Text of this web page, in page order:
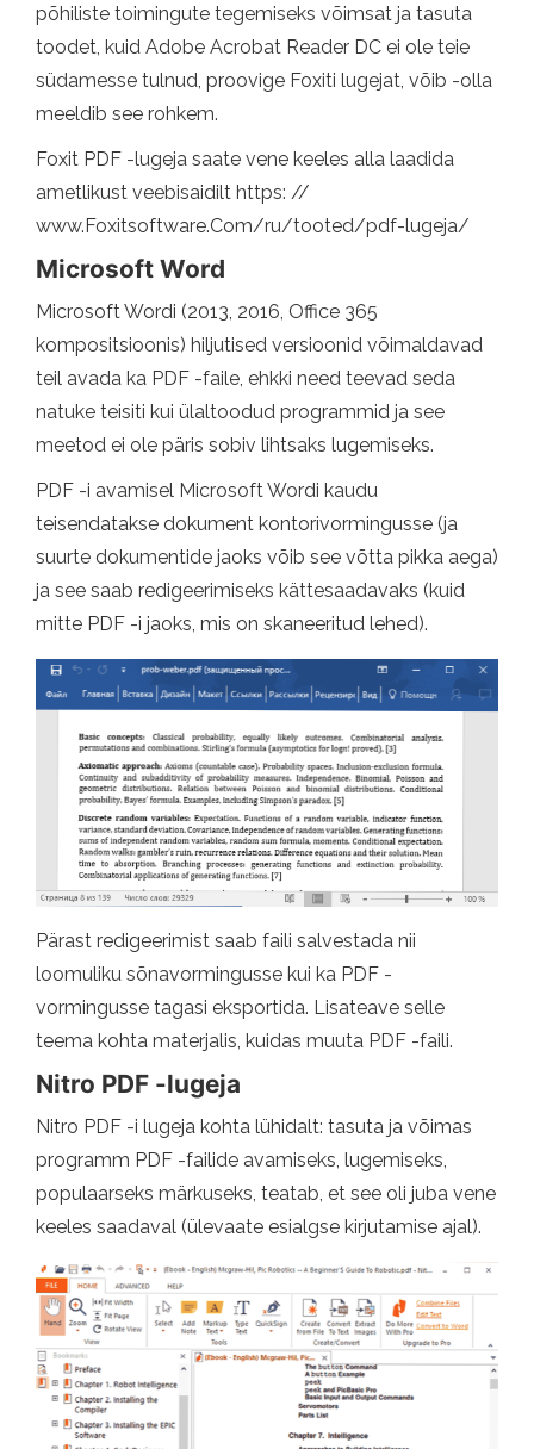
põhiliste toimingute tegemiseks võimsat ja tasuta
toodet, kuid Adobe Acrobat Reader DC ei ole teie
südamesse tulnud, proovige Foxiti lugejat, võib -olla
meeldib see rohkem.
Foxit PDF -lugeja saate vene keeles alla laadida
ametlikust veebisaidilt https: //
www.Foxitsoftware.Com/ru/tooted/pdf-lugeja/
Microsoft Word
Microsoft Wordi (2013, 2016, Office 365
kompositsioonis) hiljutised versioonid võimaldavad
teil avada ka PDF -faile, ehkki need teevad seda
natuke teisiti kui ülaltoodud programmid ja see
meetod ei ole päris sobiv lihtsaks lugemiseks.
PDF -i avamisel Microsoft Wordi kaudu
teisendatakse dokument kontorivormingusse (ja
suurte dokumentide jaoks võib see võtta pikka aega)
ja see saab redigeerimiseks kättesaadavaks (kuid
mitte PDF -i jaoks, mis on skaneeritud lehed).
Pärast redigeerimist saab faili salvestada nii
loomuliku sõnavormingusse kui ka PDF -
vormingusse tagasi eksportida. Lisateave selle
teema kohta materjalis, kuidas muuta PDF -faili.
Nitro PDF -lugeja
Nitro PDF -i lugeja kohta lühidalt: tasuta ja võimas
programm PDF -failide avamiseks, lugemiseks,
populaarseks märkuseks, teatab, et see oli juba vene
keeles saadaval (ülevaate esialgse kirjutamise ajal).